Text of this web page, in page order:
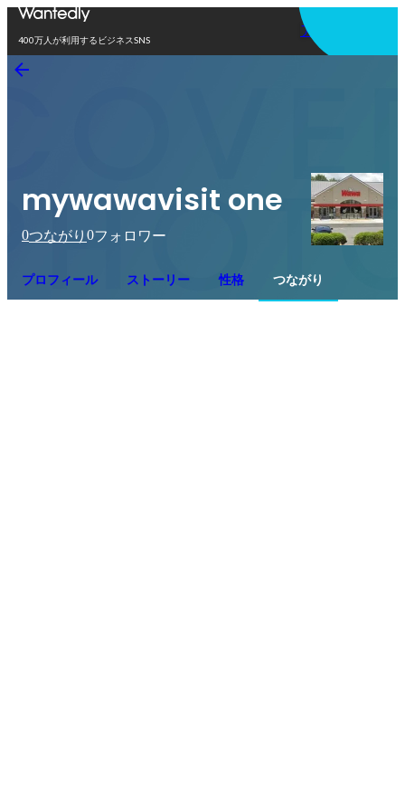
400万人が利用するビジネスSNS
アプリを使う
mywawavisit one
0つながり 0フォロワー
プロフィール ストーリー 性格 つながり